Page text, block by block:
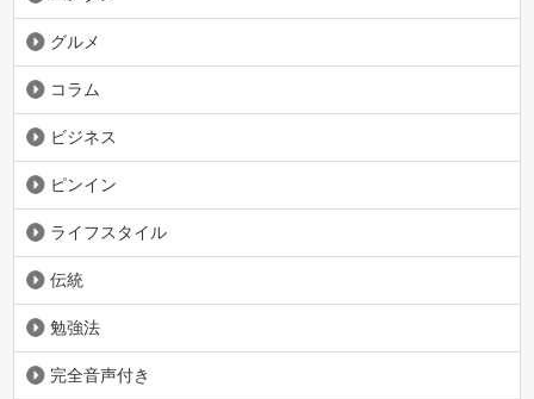
グルメ
コラム
ビジネス
ピンイン
ライフスタイル
伝統
勉強法
完全音声付き